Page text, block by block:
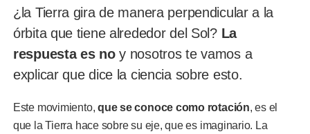
¿la Tierra gira de manera perpendicular a la
órbita que tiene alrededor del Sol? La
respuesta es noy nosotros te vamos a
explicar que dice la ciencia sobre esto.
Este movimiento,que se conoce como rotación, es el
que la Tierra hace sobre su eje, que es imaginario. La